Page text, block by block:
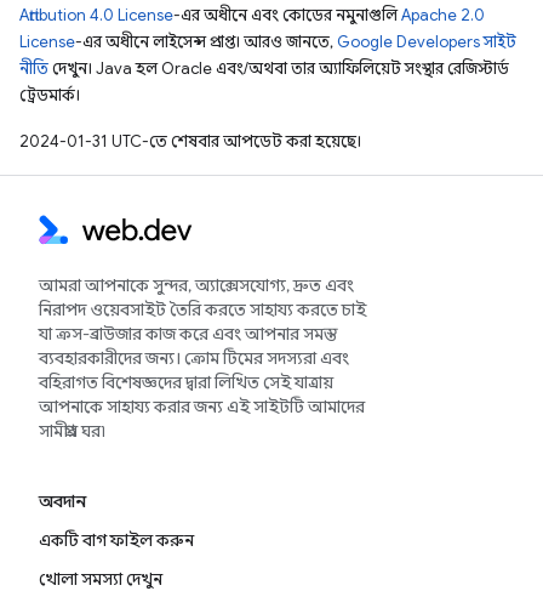
Attribution 4.0 License-এর অধীনে এবং কোডের নমুনাগুলিApache 2.0
License-এর অধীনে লাইসেন্স প্রাপ্ত। আরও জানতে, Google Developers সাইট
নীতিদেখুন। Java হল Oracle এবং/অথবা তার অ্যাফিলিয়েট সংস্থার রেজিস্টার্ড
ট্রেডমার্ক।
2024-01-31 UTC-তে শেষবার আপডেট করা হয়েছে।
আমরা আপনাকে সুন্দর, অ্যাক্সেসযোগ্য, দ্রুত এবং
নিরাপদ ওয়েবসাইট তৈরি করতে সাহায্য করতে চাই
যা ক্রস-ব্রাউজার কাজ করে এবং আপনার সমস্ত
ব্যবহারকারীদের জন্য। ক্রোম টিমের সদস্যরা এবং
বহিরাগত বিশেষজ্ঞদের দ্বারা লিখিত সেই যাত্রায়
আপনাকে সাহায্য করার জন্য এই সাইটটি আমাদের
সামগ্রীর ঘর৷
অবদান
একটি বাগ ফাইল করুন
খোলা সমস্যা দেখুন